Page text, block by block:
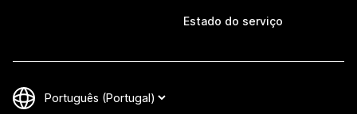
Estado do serviço